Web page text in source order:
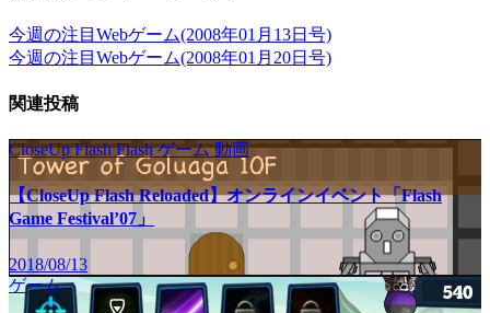
今週の注目Webゲーム(2008年01月13日号)
今週の注目Webゲーム(2008年01月20日号)
関連投稿
CloseUp FlashFlashゲーム動画
【CloseUp Flash Reloaded】オンラインイベント「Flash
Game Festival’07」
2018/08/13
ゲーム